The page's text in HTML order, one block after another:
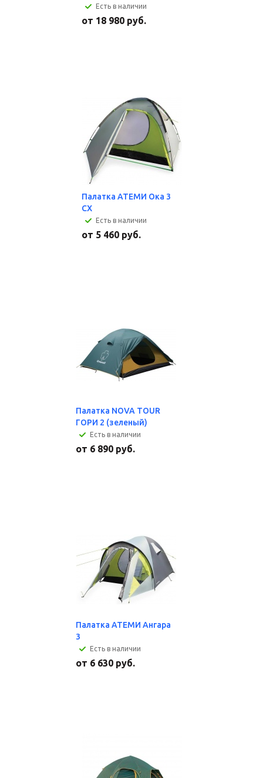
Есть в наличии
от 18 980 руб.
Палатка АТЕМИ Ока 3
CX
Есть в наличии
от 5 460 руб.
Палатка NOVA TOUR
ГОРИ 2 (зеленый)
Есть в наличии
от 6 890 руб.
Палатка АТЕМИ Ангара
3
Есть в наличии
от 6 630 руб.